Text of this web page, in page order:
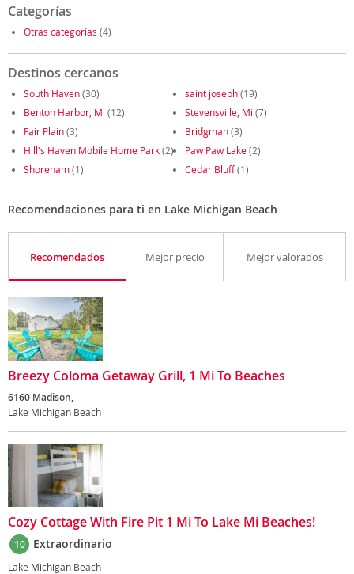
Categorías
Otras categorías (4)
Destinos cercanos
South Haven(30) saint joseph(19)
Benton Harbor, Mi (12) Stevensville, Mi (7)
Fair Plain(3) Bridgman(3)
Hill's Haven Mobile Home Park(2) Paw Paw Lake(2)
Shoreham(1) Cedar Bluff(1)
Recomendaciones para ti en Lake Michigan Beach
Recomendados Mejor precio Mejor valorados
Breezy Coloma Getaway Grill, 1 Mi To Beaches
6160 Madison,
Lake Michigan Beach
Cozy Cottage With Fire Pit 1 Mi To Lake Mi Beaches!
10 Extraordinario
Lake Michigan Beach